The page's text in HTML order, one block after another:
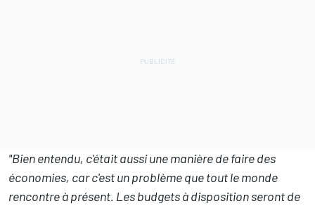
"Bien entendu, c'était aussi une manière de faire des
économies, car c'est un problème que tout le monde
rencontre à présent. Les budgets à disposition seront de